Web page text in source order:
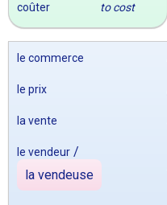
coûter to cost
le commerce
le prix
la vente
le vendeur /
la vendeuse